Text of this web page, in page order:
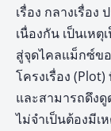
เรื่อง กลางเรื่อง
เนื่องกัน เป็นเห
สู่จุดไคลแม็กซ์ขอ
โครงเรื่อง
และสามารถดึง
ไม่จำเป็นต้องมี